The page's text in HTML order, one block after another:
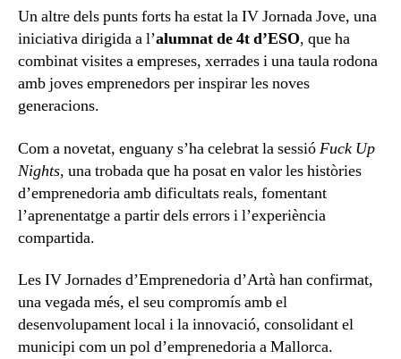
Un altre dels punts forts ha estat la IV Jornada Jove, una
iniciativa dirigida a l’alumnat de 4t d’ESO, que ha
combinat visites a empreses, xerrades i una taula rodona
amb joves emprenedors per inspirar les noves
generacions.
Com a novetat, enguany s’ha celebrat la sessióFuck Up
Nights, una trobada que ha posat en valor les històries
d’emprenedoria amb dificultats reals, fomentant
l’aprenentatge a partir dels errors i l’experiència
compartida.
Les IV Jornades d’Emprenedoria d’Artà han confirmat,
una vegada més, el seu compromís amb el
desenvolupament local i la innovació, consolidant el
municipi com un pol d’emprenedoria a Mallorca.